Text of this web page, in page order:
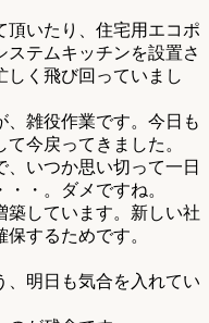
頂いたり、住宅用エコポ
テムキッチンを設置さ
しく飛び回っていまし
、雑役作業です。今日も
今戻ってきました。
いつか思い切って一日
・。ダメですね。
築しています。新しい社
するためです。
、明日も気合を入れてい